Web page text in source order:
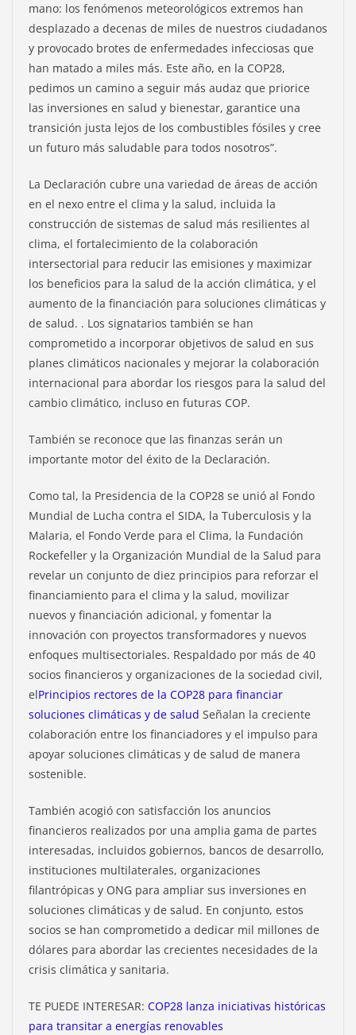
mano: los fenómenos meteorológicos extremos han
desplazado a decenas de miles de nuestros ciudadanos
y provocado brotes de enfermedades infecciosas que
han matado a miles más. Este año, en la COP28,
pedimos un camino a seguir más audaz que priorice
las inversiones en salud y bienestar, garantice una
transición justa lejos de los combustibles fósiles y cree
un futuro más saludable para todos nosotros”.
La Declaración cubre una variedad de áreas de acción
en el nexo entre el clima y la salud, incluida la
construcción de sistemas de salud más resilientes al
clima, el fortalecimiento de la colaboración
intersectorial para reducir las emisiones y maximizar
los beneficios para la salud de la acción climática, y el
aumento de la financiación para soluciones climáticas y
de salud. . Los signatarios también se han
comprometido a incorporar objetivos de salud en sus
planes climáticos nacionales y mejorar la colaboración
internacional para abordar los riesgos para la salud del
cambio climático, incluso en futuras COP.
También se reconoce que las finanzas serán un
importante motor del éxito de la Declaración.
Como tal, la Presidencia de la COP28 se unió al Fondo
Mundial de Lucha contra el SIDA, la Tuberculosis y la
Malaria, el Fondo Verde para el Clima, la Fundación
Rockefeller y la Organización Mundial de la Salud para
revelar un conjunto de diez principios para reforzar el
financiamiento para el clima y la salud, movilizar
nuevos y financiación adicional, y fomentar la
innovación con proyectos transformadores y nuevos
enfoques multisectoriales. Respaldado por más de 40
socios financieros y organizaciones de la sociedad civil,
elPrincipios rectores de la COP28 para financiar
soluciones climáticas y de salud Señalan la creciente
colaboración entre los financiadores y el impulso para
apoyar soluciones climáticas y de salud de manera
sostenible.
También acogió con satisfacción los anuncios
financieros realizados por una amplia gama de partes
interesadas, incluidos gobiernos, bancos de desarrollo,
instituciones multilaterales, organizaciones
filantrópicas y ONG para ampliar sus inversiones en
soluciones climáticas y de salud. En conjunto, estos
socios se han comprometido a dedicar mil millones de
dólares para abordar las crecientes necesidades de la
crisis climática y sanitaria.
TE PUEDE INTERESAR: COP28 lanza iniciativas históricas
para transitar a energías renovables